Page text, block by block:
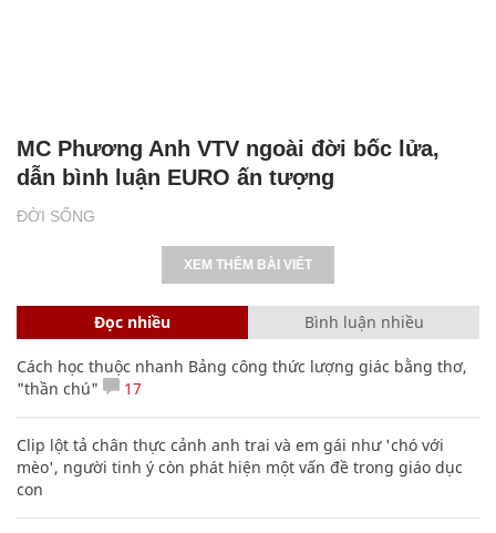
ĐỜI SỐNG
MC Phương Anh VTV ngoài đời bốc lửa,
dẫn bình luận EURO ấn tượng
XEM THÊM BÀI VIẾT
Đọc nhiều Bình luận nhiều
Cách học thuộc nhanh Bảng công thức lượng giác bằng thơ,
"thần chú"
17
Clip lột tả chân thực cảnh anh trai và em gái như 'chó với
mèo', người tinh ý còn phát hiện một vấn đề trong giáo dục
con